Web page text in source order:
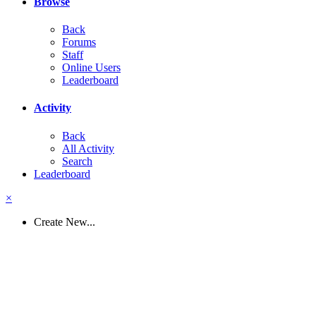
Back
Forums
Staff
Online Users
Leaderboard
Activity
Back
All Activity
Search
Leaderboard
×
Create New...